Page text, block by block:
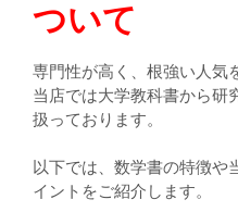
ついて
専門性が高く、根強い人気
当店では大学教科書から研
扱っております。
以下では、数学書の特徴や
イントをご紹介します。